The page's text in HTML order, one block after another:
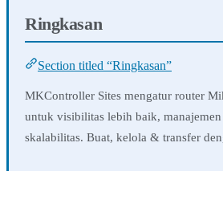
Ringkasan
Section titled “Ringkasan”
MKController Sites mengatur router
untuk visibilitas lebih baik,
skalabilitas. Buat, kelola & transfer